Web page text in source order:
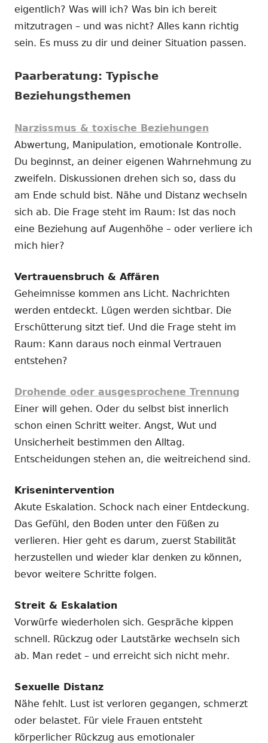
eigentlich? Was will ich? Was bin ich bereit
mitzutragen – und was nicht? Alles kann richtig
sein. Es muss zu dir und deiner Situation passen.
Paarberatung: Typische
Beziehungsthemen
Narzissmus & toxische Beziehungen
Abwertung, Manipulation, emotionale Kontrolle.
Du beginnst, an deiner eigenen Wahrnehmung zu
zweifeln. Diskussionen drehen sich so, dass du
am Ende schuld bist. Nähe und Distanz wechseln
sich ab. Die Frage steht im Raum: Ist das noch
eine Beziehung auf Augenhöhe – oder verliere ich
mich hier?
Vertrauensbruch & Affären
Geheimnisse kommen ans Licht. Nachrichten
werden entdeckt. Lügen werden sichtbar. Die
Erschütterung sitzt tief. Und die Frage steht im
Raum: Kann daraus noch einmal Vertrauen
entstehen?
Drohende oder ausgesprochene Trennung
Einer will gehen. Oder du selbst bist innerlich
schon einen Schritt weiter. Angst, Wut und
Unsicherheit bestimmen den Alltag.
Entscheidungen stehen an, die weitreichend sind.
Krisenintervention
Akute Eskalation. Schock nach einer Entdeckung.
Das Gefühl, den Boden unter den Füßen zu
verlieren. Hier geht es darum, zuerst Stabilität
herzustellen und wieder klar denken zu können,
bevor weitere Schritte folgen.
Streit & Eskalation
Vorwürfe wiederholen sich. Gespräche kippen
schnell. Rückzug oder Lautstärke wechseln sich
ab. Man redet – und erreicht sich nicht mehr.
Sexuelle Distanz
Nähe fehlt. Lust ist verloren gegangen, schmerzt
oder belastet. Für viele Frauen entsteht
körperlicher Rückzug aus emotionaler